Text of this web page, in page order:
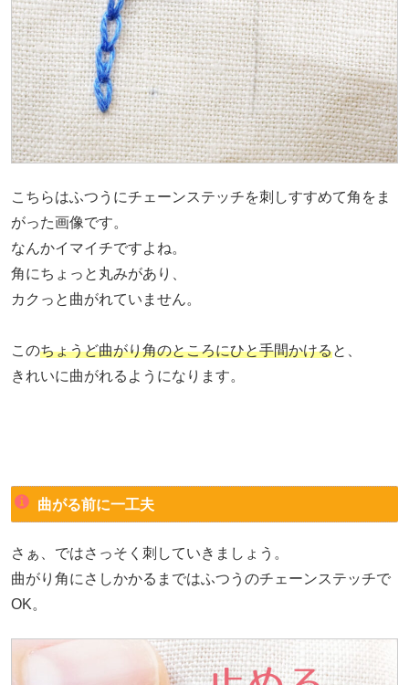
こちらはふつうにチェーンステッチを刺しすすめて角をま
がった画像です。
なんかイマイチですよね。
角にちょっと丸みがあり、
カクっと曲がれていません。
このちょうど曲がり角のところにひと手間かけると、
きれいに曲がれるようになります。
曲がる前に一工夫
さぁ、ではさっそく刺していきましょう。
曲がり角にさしかかるまではふつうのチェーンステッチで
OK。